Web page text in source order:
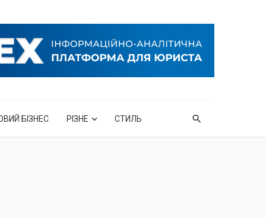
БІЗНЕС РІЗНЕ СТИЛЬ